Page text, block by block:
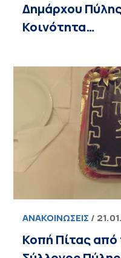
Δημάρχου
Κοινότητα…
ΑΝΑΚΟΙΝΏΣΕΙΣ /
Κοπή Πίτας από